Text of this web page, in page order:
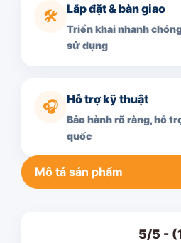
🛠️ Lắp đặt & bàn giao
Triển khai nhanh
sử dụng
🎧 Hỗ trợ kỹ thuật
Bảo hành rõ ràng, hỗ
quốc
Mô tả sản phẩm
5/5 -